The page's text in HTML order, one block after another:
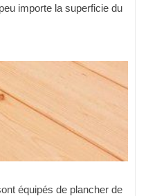
importe la superficie du
équipés de plancher de